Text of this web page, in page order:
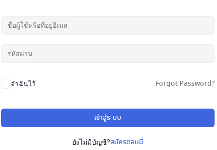
จำฉันไว้ Forgot Password?
เข้าสู่ระบบ
ยังไม่มีบัญชี?สมัครตอนนี้